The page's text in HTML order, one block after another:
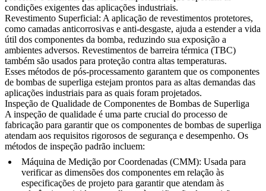
condições exigentes das aplicações industriais.
Revestimento Superficial: A aplicação de revestimentos protetores,
como camadas anticorrosivas e anti-desgaste, ajuda a estender a vida
útil dos componentes da bomba, reduzindo sua exposição a
ambientes adversos. Revestimentos de barreira térmica (TBC)
também são usados para proteção contra altas temperaturas.
Esses métodos de pós-processamento garantem que os componentes
de bombas de superliga estejam prontos para as altas demandas das
aplicações industriais para as quais foram projetados.
Inspeção de Qualidade de Componentes de Bombas de Superliga
A inspeção de qualidade é uma parte crucial do processo de
fabricação para garantir que os componentes de bombas de superliga
atendam aos requisitos rigorosos de segurança e desempenho. Os
métodos de inspeção padrão incluem:
Máquina de Medição por Coordenadas (CMM): Usada para
verificar as dimensões dos componentes em relação às
especificações de projeto para garantir que atendam às